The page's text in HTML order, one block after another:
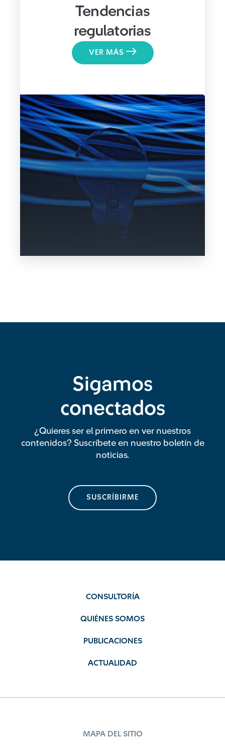
Tendencias
regulatorias
VER MÁS
Sigamos
conectados
¿Quieres ser el primero en ver nuestros
contenidos? Suscríbete en nuestro boletín de
noticias.
SUSCRÍBIRME
CONSULTORÍA
QUIÉNES SOMOS
PUBLICACIONES
ACTUALIDAD
MAPA DEL SITIO